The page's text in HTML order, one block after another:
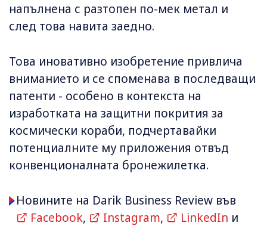
напълнена с разтопен по-мек метал и
след това навита заедно.
Това иновативно изобретение привлича
вниманието и се споменава в последващи
патенти - особено в контекста на
изработката на защитни покрития за
космически кораби, подчертавайки
потенциалните му приложения отвъд
конвенционалната бронежилетка.
Новините на Darik Business Review във
Facebook, Instagram, LinkedIn и